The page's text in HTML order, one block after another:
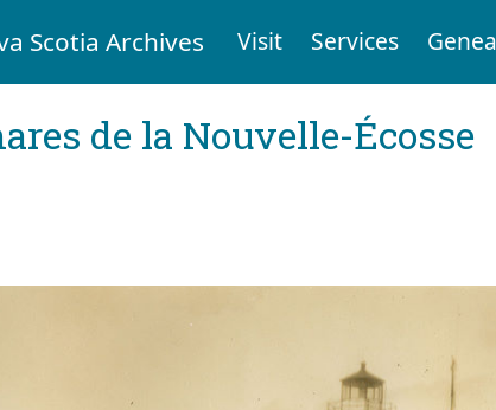
Scotia Archives Visit Services
de la Nouvelle-Écosse